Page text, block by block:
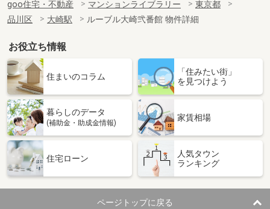
goo住宅・不動産 マンションライブラリー
東京都
品川区
大崎駅 ルーブル大崎弐番館 物件詳細
お役立ち情報
住まいのコラム
「住みたい街」
を見つけよう
暮らしのデータ
(補助金・助成金情報)
家賃相場
住宅ローン
人気タウン
ランキング
ページトップに戻る